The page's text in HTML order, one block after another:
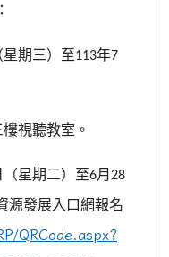
星期三）至113年7
視聽教室。
（星期二）至6月 28
源發展入口網報名
QRCode.aspx?